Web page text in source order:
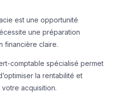
est une opportunité
une préparation
financière claire.
comptable spécialisé permet
la rentabilité et
votre acquisition.